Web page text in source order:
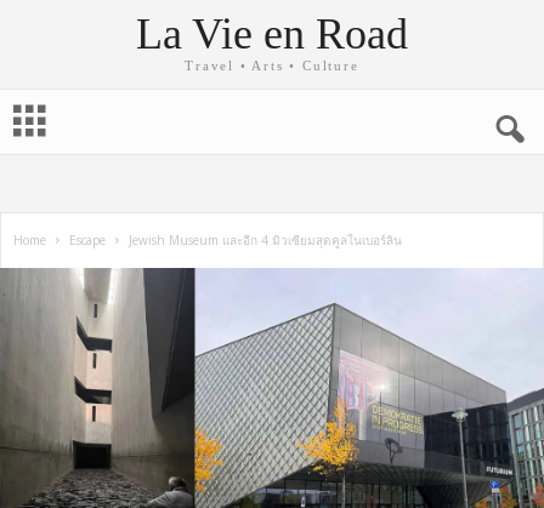
La Vie en Road
Travel • Arts • Culture
Home Escape Jewish Museum และอีก 4 มิวเซียมสุดคูลในเบอร์ลิน